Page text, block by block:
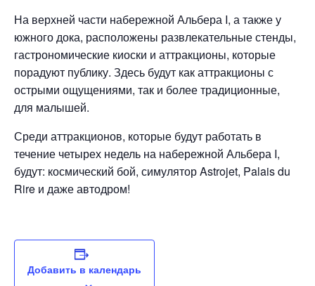
На верхней части набережной Альбера I, а также у
южного дока, расположены развлекательные стенды,
гастрономические киоски и аттракционы, которые
порадуют публику. Здесь будут как аттракционы с
острыми ощущениями, так и более традиционные,
для малышей.
Среди аттракционов, которые будут работать в
течение четырех недель на набережной Альбера I,
будут: космический бой, симулятор Astrojet, Palais du
Rire и даже автодром!
Добавить в календарь